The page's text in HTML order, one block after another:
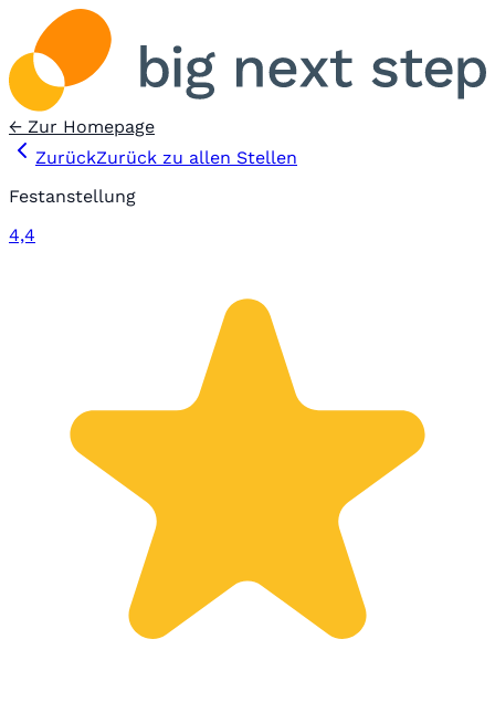
← Zur Homepage
ZurückZurück zu allen Stellen
Festanstellung
4,4